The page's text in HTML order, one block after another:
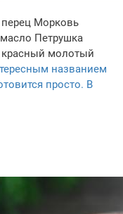
Морковь
Петрушка
красный молотый
названием
просто. В